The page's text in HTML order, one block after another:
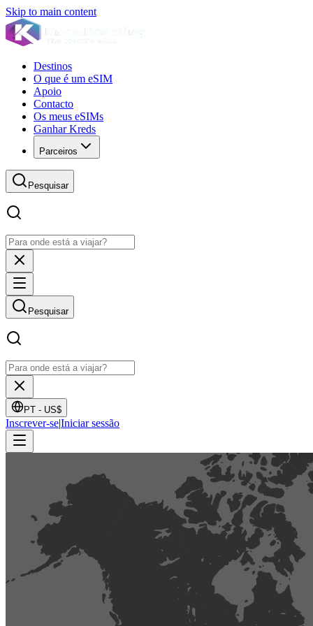
Skip to main content
Destinos
O que é um eSIM
Apoio
Contacto
Os meus eSIMs
Ganhar Kreds
Parceiros
Pesquisar
Pesquisar
PT - US$
Inscrever-se|Iniciar sessão